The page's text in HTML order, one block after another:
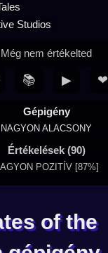
Studios
Gépigény
NAGYON ALACSONY
Értékelések (90)
POZITÍV [87%]
Még nem értékelted
📚 ▶ ❤
of the